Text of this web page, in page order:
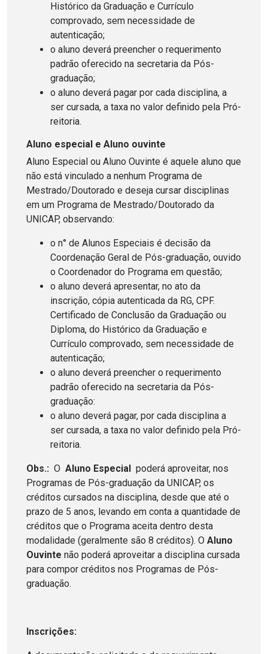
Histórico da Graduação e Currículo
comprovado, sem necessidade de
autenticação;
o aluno deverá preencher o requerimento
padrão oferecido na secretaria da Pós-
graduação;
o aluno deverá pagar por cada disciplina, a
ser cursada, a taxa no valor definido pela Pró-
reitoria.
Aluno especial e Aluno ouvinte
Aluno Especial ou Aluno Ouvinte é aquele aluno que
não está vinculado a nenhum Programa de
Mestrado/Doutorado e deseja cursar disciplinas
em um Programa de Mestrado/Doutorado da
UNICAP, observando:
o n° de Alunos Especiais é decisão da
Coordenação Geral de Pós-graduação, ouvido
o Coordenador do Programa em questão;
o aluno deverá apresentar, no ato da
inscrição, cópia autenticada da RG, CPF.
Certificado de Conclusão da Graduação ou
Diploma, do Histórico da Graduação e
Currículo comprovado, sem necessidade de
autenticação;
o aluno deverá preencher o requerimento
padrão oferecido na secretaria da Pós-
graduação:
o aluno deverá pagar, por cada disciplina a
ser cursada, a taxa no valor definido pela Pró-
reitoria.
Obs.: O Aluno Especial poderá aproveitar, nos
Programas de Pós-graduação da UNICAP, os
créditos cursados na disciplina, desde que até o
prazo de 5 anos, levando em conta a quantidade de
créditos que o Programa aceita dentro desta
modalidade (geralmente são 8 créditos). O Aluno
Ouvinte não poderá aproveitar a disciplina cursada
para compor créditos nos Programas de Pós-
graduação.
Inscrições: